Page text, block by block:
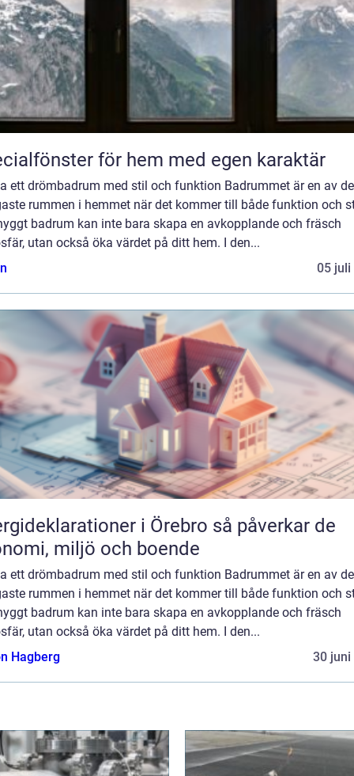
för hem med egen karaktär
ett drömbadrum med stil och funktion Badrummet är en av de
rummen i hemmet när det kommer till både funktion och
badrum kan inte bara skapa en avkopplande och fräsch
utan också öka värdet på ditt hem. I den...
05 juli
i Örebro så påverkar de
miljö och boende
ett drömbadrum med stil och funktion Badrummet är en av de
rummen i hemmet när det kommer till både funktion och
badrum kan inte bara skapa en avkopplande och fräsch
utan också öka värdet på ditt hem. I den...
Hagberg
30 juni